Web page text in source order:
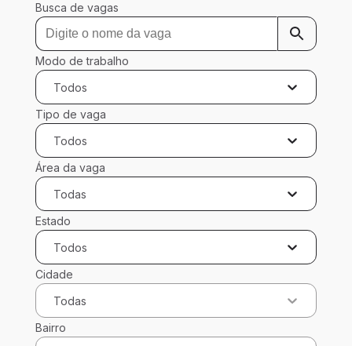
Busca de vagas
Modo de trabalho
Todos
Tipo de vaga
Todos
Área da vaga
Todas
Estado
Todos
Cidade
Todas
Bairro